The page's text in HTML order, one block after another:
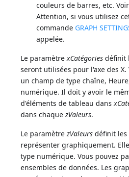
couleurs de barres, etc.
Attention, si vous utilisez
commande GRAPH
appelée.
Le paramètrexCatégories définit
seront utilisées pour l'axe des X.
un champ de type chaîne,
numérique. Il doit y avoir le
d'éléments de tableau dans
dans chaquezValeurs.
Le paramètrezValeurs définit les
représenter graphiquement.
type numérique. Vous pouvez
ensembles de données. Les